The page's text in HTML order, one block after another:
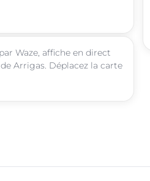
Waze, affiche en direct
Arrigas. Déplacez la carte